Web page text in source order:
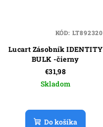
Lucart Zásobník IDENTITY
BULK -čierny
€31,98
Skladom
Do košíka
KÓD: LT892320